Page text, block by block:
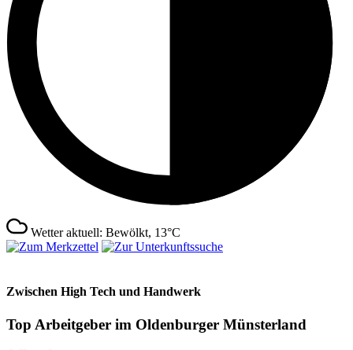
Wetter aktuell: Bewölkt, 13°C
Zwischen High Tech und Handwerk
Top Arbeitgeber im Oldenburger Münsterland